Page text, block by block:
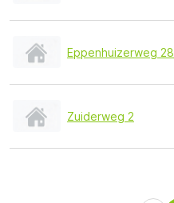
Eppenhuizerweg 28
Zuiderweg 2